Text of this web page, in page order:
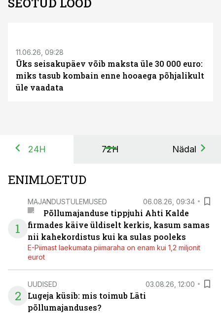
11.06.26, 09:28
Üks seisakupäev võib maksta üle 30 000 euro:
miks tasub kombain enne hooaega põhjalikult
üle vaadata
24H 72H Nädal
ENIMLOETUD
1
MAJANDUSTULEMUSED 06.08.26, 09:34
Põllumajanduse tippjuhi Ahti Kalde
firmades käive üldiselt kerkis, kasum samas
nii kahekordistus kui ka sulas pooleks
E-Piimast laekumata piimaraha on enam kui 1,2 miljonit
eurot
2
UUDISED 03.08.26, 12:00
Lugeja küsib: mis toimub Läti
põllumajanduses?